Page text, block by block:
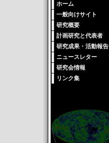
ホーム
一般向けサイト
研究概要
計画研究と代表者
研究成果・活動報告
ニュースレター
研究会情報
リンク集